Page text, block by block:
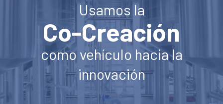
Usamos la
Co-Creación
como vehículo hacia la
innovación